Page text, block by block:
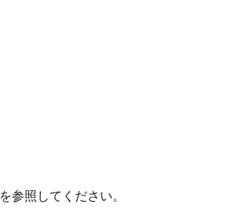
を参照してください。